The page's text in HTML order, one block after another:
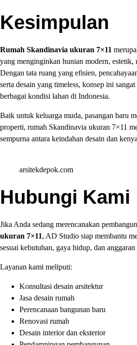
Kesimpulan
Rumah Skandinavia ukuran 7×11
yang menginginkan hunian modern, estetik,
Dengan tata ruang yang efisien,
serta desain yang timeless, konsep ini
berbagai kondisi lahan di Indonesia.
Baik untuk keluarga muda, pasangan baru
properti, rumah Skandinavia ukuran 7×11
sempurna antara keindahan desain dan
arsitekdepok.com
Hubungi Kami
Jika Anda sedang merencanakan
ukuran 7×11, AD Studio siap membantu
sesuai kebutuhan, gaya hidup, dan
Layanan kami meliputi:
Konsultasi desain arsitektur
Jasa desain rumah
Perencanaan bangunan baru
Renovasi rumah
Desain interior dan eksterior